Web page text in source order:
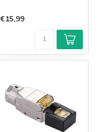
Klantenbeoordeling
9,2/10
Achteraf
betalen mogelijk
€15,99